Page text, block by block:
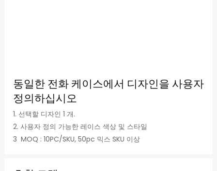
동일한 전화 케이스에서 디자인을 사용자
정의하십시오
1. 선택할 디자인 1 개.
2. 사용자 정의 가능한 레이스 색상 및 스타일
3 MOQ : 10PC/SKU, 50pc 믹스 SKU 이상